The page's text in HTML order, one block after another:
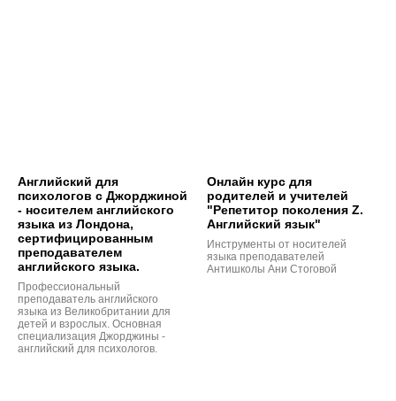
Английский для
психологов с Джорджиной
- носителем английского
языка из Лондона,
сертифицированным
преподавателем
английского языка.
Профессиональный
преподаватель английского
языка из Великобритании для
детей и взрослых. Основная
специализация Джорджины -
английский для психологов.
Онлайн курс для
родителей и учителей
"Репетитор поколения Z.
Английский язык"
Инструменты от носителей
языка преподавателей
Антишколы Ани Стоговой